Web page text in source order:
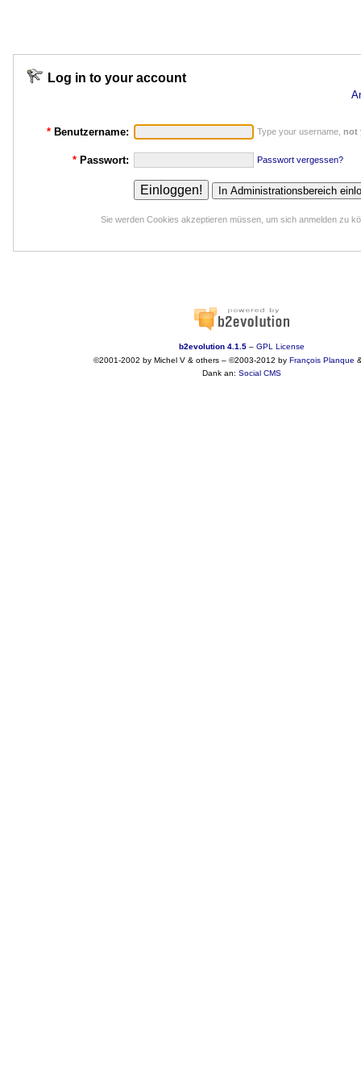
Log in to your account
* Benutzername: Type your username, not
* Passwort: Passwort vergessen?
Sie werden Cookies akzeptieren müssen, um sich anmelden zu
b2evolution 4.1.5 – GPL License
©2001-2002 by Michel V & others– ©2003-2012 by François Planque
Dank an: Social CMS